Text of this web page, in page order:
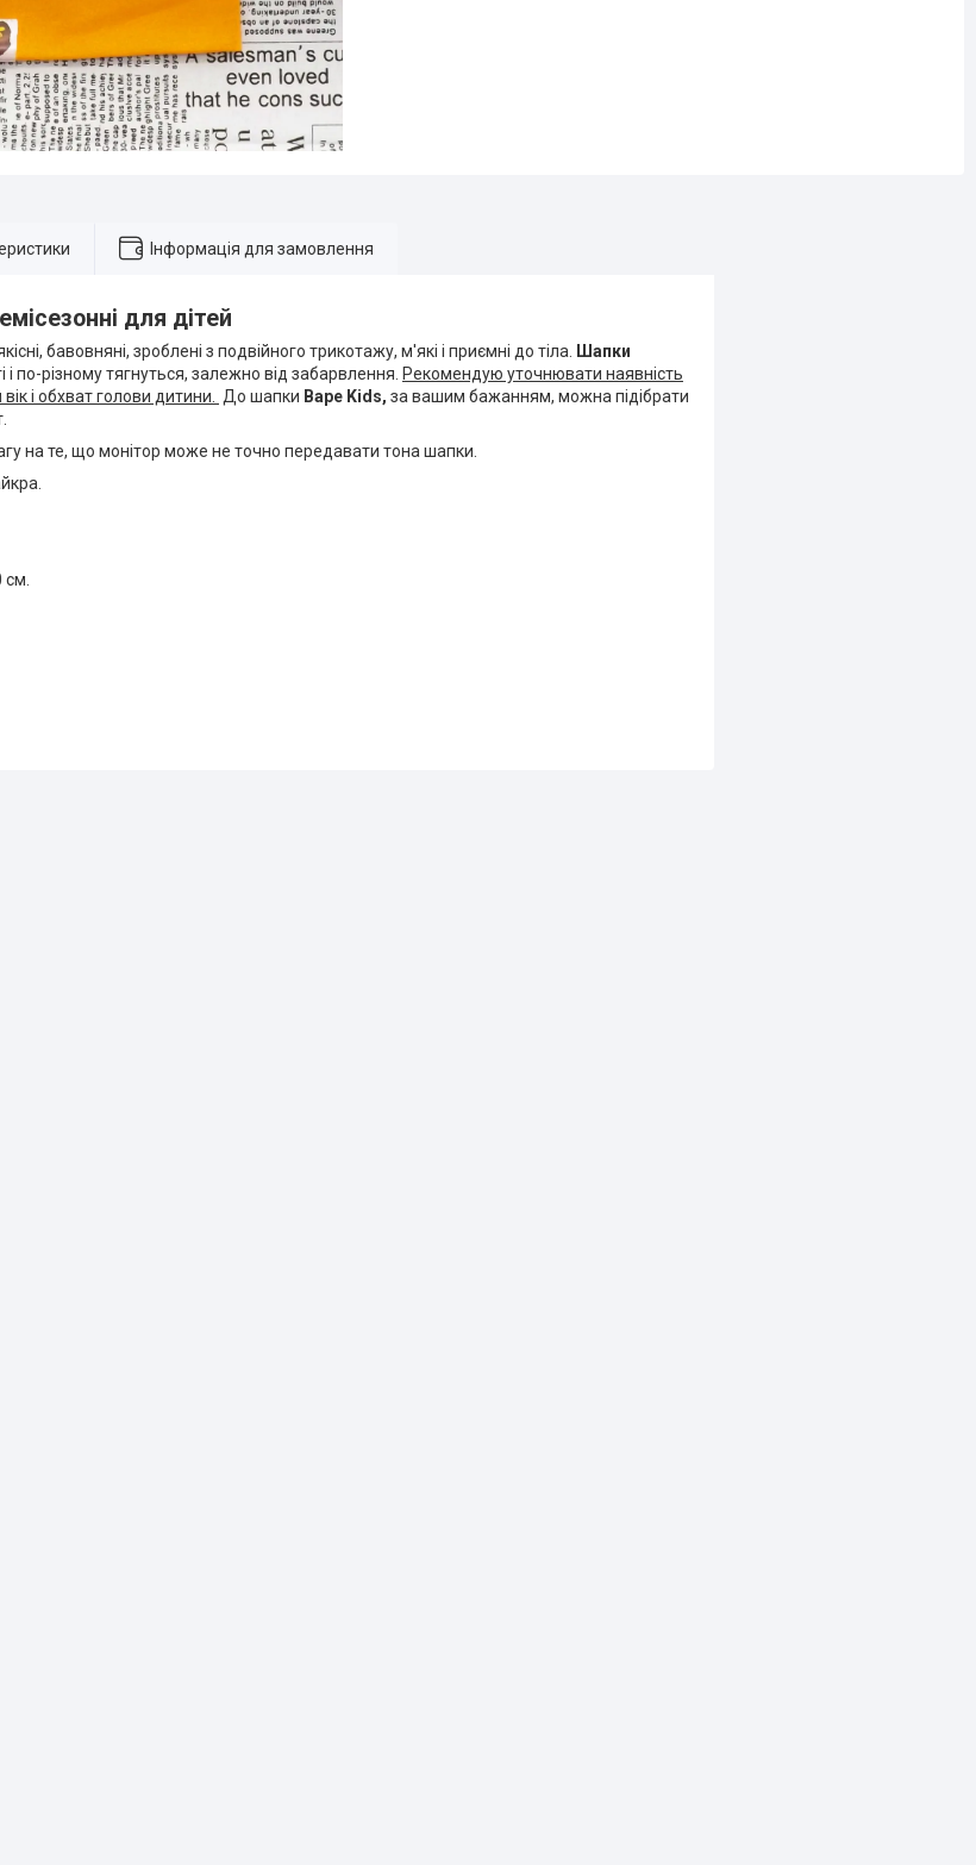
Інформація для замовлення
для дітей
бавовняні, зроблені з подвійного трикотажу, м'які і приємні до тіла.
Шапки
і по-різному тягнуться, залежно від забарвлення. Рекомендую уточнювати наявність
і обхват голови дитини. До шапки Варе Kids, за вашим бажанням, можна підібрати
на те, що монітор може не точно передавати тона шапки.